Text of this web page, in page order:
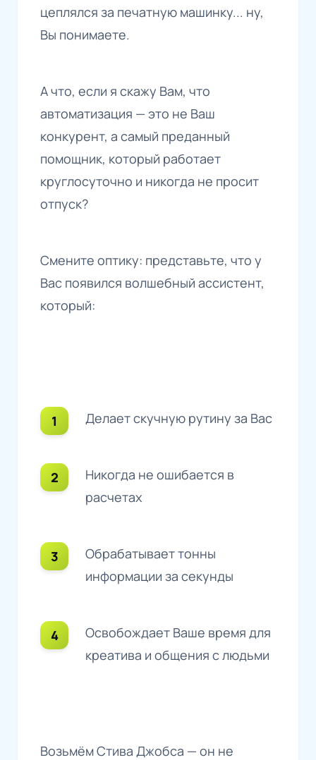
цеплялся за печатную машинку... ну,
Вы понимаете.
А что, если я скажу Вам, что
автоматизация — это не Ваш
конкурент, а самый преданный
помощник, который работает
круглосуточно и никогда не просит
отпуск?
Смените оптику: представьте, что у
Вас появился волшебный ассистент,
который:
Делает скучную рутину за Вас
Никогда не ошибается в
расчетах
Обрабатывает тонны
информации за секунды
Освобождает Ваше время для
креатива и общения с людьми
Возьмём Стива Джобса — он не